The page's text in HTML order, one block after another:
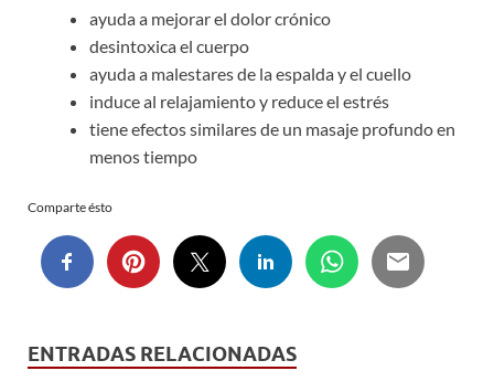
ayuda a mejorar el dolor crónico
desintoxica el cuerpo
ayuda a malestares de la espalda y el cuello
induce al relajamiento y reduce el estrés
tiene efectos similares de un masaje profundo en
menos tiempo
Comparte ésto
ENTRADAS RELACIONADAS